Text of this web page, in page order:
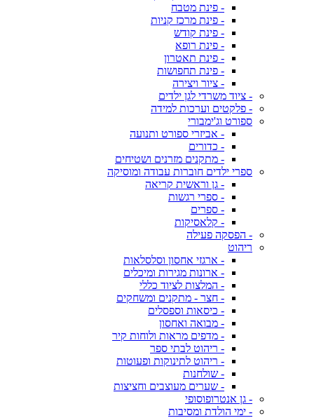
- פינת מטבח
- פינת מרכז קניות
- פינת קודש
- פינת רופא
- פינת תאטרון
- פינת תחפושות
- ציור ויצירה
- ציוד משרדי לגן ילדים
- פלקטים וערכות למידה
ספורט וג'ימבורי
- אביזרי ספורט ותנועה
- כדורים
- מתקנים מזרנים ושטיחים
ספרי ילדים חוברות עבודה ומוסיקה
- גן וראשית קריאה
- ספרי רגשות
- ספרים
- קלאסיקות
- הפסקה פעילה
ריהוט
- ארגזי אחסון וסלסלאות
- ארונות מגירות ומיכלים
- המלצות לציוד כללי
- חצר - מתקנים ומשחקים
- כיסאות וספסלים
- מבואה ואחסון
- מדפים מראות ולוחות קיר
- ריהוט לבתי ספר
- ריהוט לתינוקות ופעוטות
- שולחנות
- שערים מעוצבים וחציצות
- גן אנטרופוסופי
- ימי הולדת ומסיבות